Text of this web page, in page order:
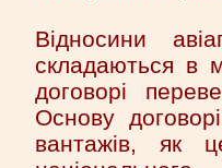
Відносини
складаються в
договорі
Основу
вантажів, як